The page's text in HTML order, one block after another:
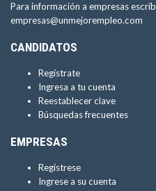
Para información a empresas
empresas@unmejorempleo.com
CANDIDATOS
Regístrate
Ingresa a tu cuenta
Reestablecer clave
Búsquedas frecuentes
EMPRESAS
Regístrese
Ingrese a su cuenta